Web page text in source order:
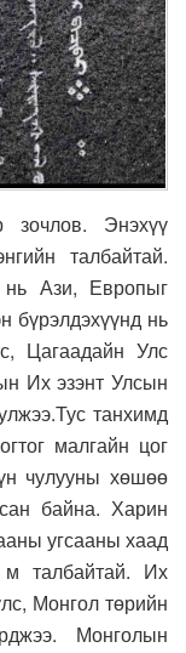
зочлов. Энэхүү
талбайтай.
Ази, Европыг
бүрэлдэхүүнд нь
Цагаадайн Улс
Их эзэнт Улсын
танхимд
малгайн цог
чулууны хөшөө
байна. Харин
угсааны хаад
талбайтай. Их
Монгол төрийн
Монголын